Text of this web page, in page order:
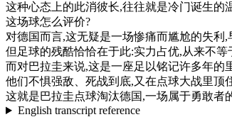
这种心态 上的此消彼长,往往就是冷门诞生的
这场球怎么评价?
对德国而言,这无疑是一场惨痛而尴尬的失利 ,
但 足球的残酷恰恰在于此:实力占优,从来不等
而对巴拉圭来说,这是一座足以铭记许多年的
他们不惧强敌 死战到底,又在点球大战里顶
这就是巴拉圭点球淘汰德国,一场属于勇敢者
English transcript reference